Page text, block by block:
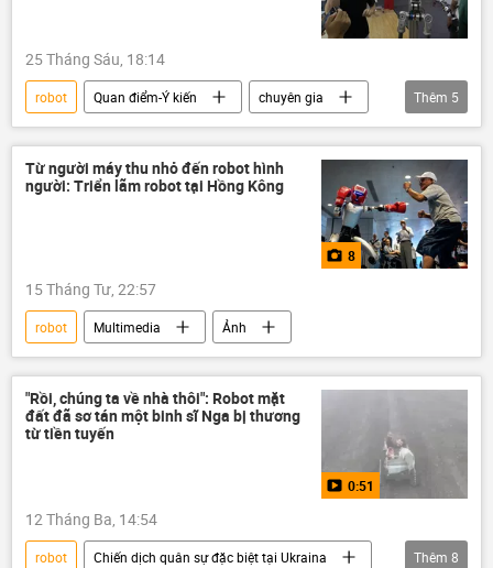
EAEU
thương mại
25 Tháng Sáu, 18:14
robot Quan điểm-Ý kiến
chuyên gia
Trung Quốc
Công nghiệp
Thế giới
Hoa Kỳ
Chính trị
Thêm 5
Từ người máy thu nhỏ đến robot hình
người: Triển lãm robot tại Hồng Kông
8
15 Tháng Tư, 22:57
robot Multimedia Ảnh
"Rồi, chúng ta về nhà thôi": Robot mặt
đất đã sơ tán một binh sĩ Nga bị thương
từ tiền tuyến
0:51
12 Tháng Ba, 14:54
robot
Chiến dịch quân sự đặc biệt tại Ukraina
Thêm 8